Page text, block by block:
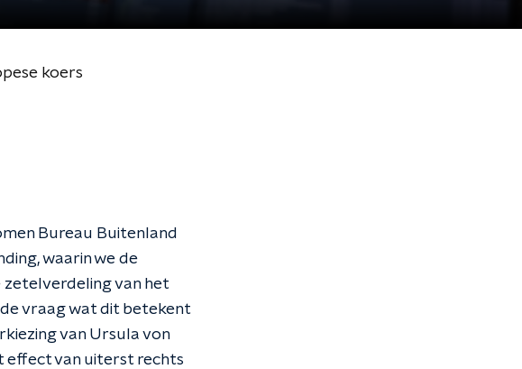
koers
Bureau Buitenland
waarin we de
zetelverdeling van het
de vraag wat dit betekent
van Ursula von
effect van uiterst rechts